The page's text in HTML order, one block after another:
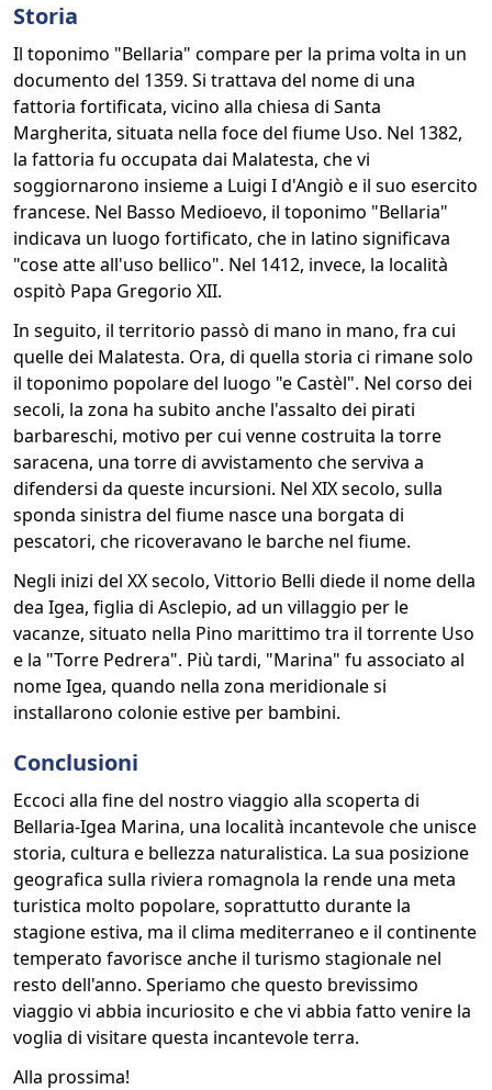
Storia
Il toponimo "Bellaria" compare per la prima volta in un
documento del 1359. Si trattava del nome di una
fattoria fortificata, vicino alla chiesa di Santa
Margherita, situata nella foce del fiume Uso. Nel 1382,
la fattoria fu occupata dai Malatesta, che vi
soggiornarono insieme a Luigi I d'Angiò e il suo esercito
francese. Nel Basso Medioevo, il toponimo "Bellaria"
indicava un luogo fortificato, che in latino significava
"cose atte all'uso bellico". Nel 1412, invece, la località
ospitò Papa Gregorio XII.
In seguito, il territorio passò di mano in mano, fra cui
quelle dei Malatesta. Ora, di quella storia ci rimane solo
il toponimo popolare del luogo "e Castèl". Nel corso dei
secoli, la zona ha subito anche l'assalto dei pirati
barbareschi, motivo per cui venne costruita la torre
saracena, una torre di avvistamento che serviva a
difendersi da queste incursioni. Nel XIX secolo, sulla
sponda sinistra del fiume nasce una borgata di
pescatori, che ricoveravano le barche nel fiume.
Negli inizi del XX secolo, Vittorio Belli diede il nome della
dea Igea, figlia di Asclepio, ad un villaggio per le
vacanze, situato nella Pino marittimo tra il torrente Uso
e la "Torre Pedrera". Più tardi, "Marina" fu associato al
nome Igea, quando nella zona meridionale si
installarono colonie estive per bambini.
Conclusioni
Eccoci alla fine del nostro viaggio alla scoperta di
Bellaria-Igea Marina, una località incantevole che unisce
storia, cultura e bellezza naturalistica. La sua posizione
geografica sulla riviera romagnola la rende una meta
turistica molto popolare, soprattutto durante la
stagione estiva, ma il clima mediterraneo e il continente
temperato favorisce anche il turismo stagionale nel
resto dell'anno. Speriamo che questo brevissimo
viaggio vi abbia incuriosito e che vi abbia fatto venire la
voglia di visitare questa incantevole terra.
Alla prossima!